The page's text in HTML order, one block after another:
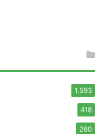
1.593
418
260